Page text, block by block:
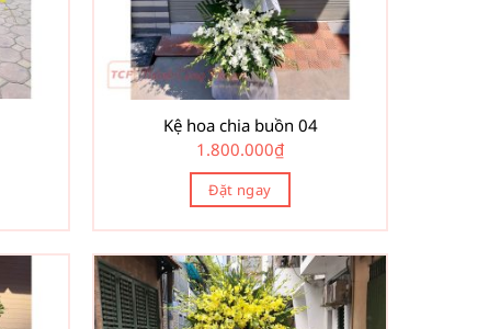
Kệ hoa chia buồn 04
1.800.000₫
Đặt ngay